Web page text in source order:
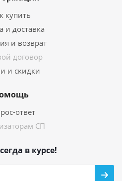
купить
и доставка
и возврат
договор
и скидки
ответ
СП
в курсе!